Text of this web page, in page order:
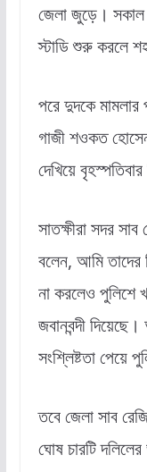
জেলা জুড়ে। সকাল
স্টাডি শুরু করলে
পরে দুদকে
গাজী শওকত
দেখিয়ে
সাতক্ষীরা সদর সাব
বলেন, আমি তাদের
না করলেও পুলিশে
জবানবন্দী
সংশ্লিষ্টতা পেয়ে
তবে জেলা সাব
ঘোষ চারটি